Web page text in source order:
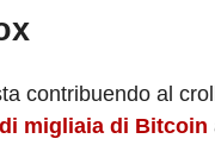
contribuendo al
migliaia di Bitcoin